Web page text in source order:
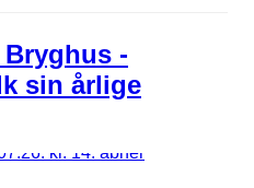
-
sin årlige